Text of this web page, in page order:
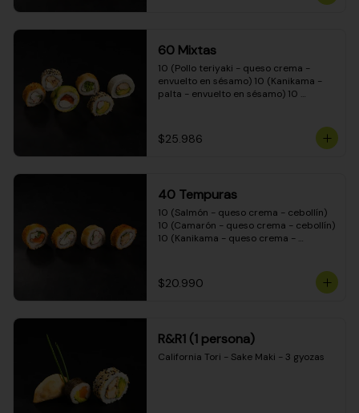
(Pimentón - queso crema - cebollín -
envuelto en masa tempura)
60 Mixtas
10 (Pollo teriyaki - queso crema -
envuelto en sésamo) 10 (Kanikama -
palta - envuelto en sésamo) 10
envuelto en queso crema) 10
(Camarón - queso crema - cebollín -
$25.986
40 Tempuras
10 (Salmón - queso crema - cebollín)
10 (Camarón - queso crema - cebollín)
10 (Kanikama - queso crema -
$20.990
R&R1 (1 persona)
California Tori - Sake Maki - 3 gyozas